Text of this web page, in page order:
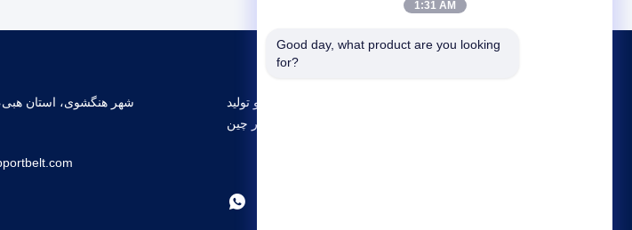
شهر هنگشوی، استان
بزرگترین تحقیق و توسعه و تولید Back Support
تامین کننده در چین
1:31 AM
Good day, what product are you looking
for?